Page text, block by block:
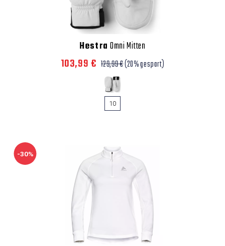
Hestra Omni Mitten
103,99 € 129,99 €(20% gespart)
10
-30%